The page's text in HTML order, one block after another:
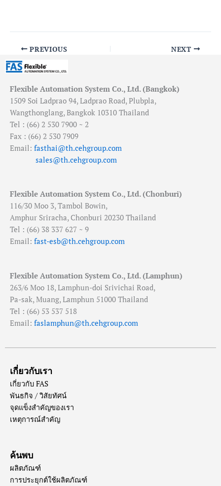
PREVIOUS NEXT
Flexible Automation System Co., Ltd. (Bangkok)
1509 Soi Ladprao 94, Ladprao Road, Plubpla,
Wangthonglang, Bangkok 10310 Thailand
Tel : (66) 2 530 7900 ~ 2
Fax : (66) 2 530 7909
Email: fasthai@th.cehgroup.com
sales@th.cehgroup.com
Flexible Automation System Co., Ltd. (Chonburi)
116/30 Moo 3, Tambol Bowin,
Amphur Sriracha, Chonburi 20230 Thailand
Tel : (66) 38 337 627 ~ 9
Email: fast-esb@th.cehgroup.com
Flexible Automation System Co., Ltd. (Lamphun)
263/6 Moo 18, Lamphun-doi Srivichai Road,
Pa-sak, Muang, Lamphun 51000 Thailand
Tel : (66) 53 537 518
Email: faslamphun@th.cehgroup.com
เกี่ยวกับเรา
เกี่ยวกับ FAS
พันธกิจ / วิสัยทัศน์
จุดแข็งสำคัญของเรา
เหตุการณ์สำคัญ
ค้นพบ
ผลิตภัณฑ์
การประยุกต์ใช้ผลิตภัณฑ์